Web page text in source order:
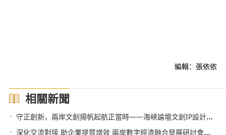
編輯：張依依
相關新聞
• 守正創新，兩岸文創揚帆起航正當時——海峽論壇文創IP設計大賽在廈頒獎
• 深化交流對接 助企業提質增效 兩岸數字經濟融合發展研討會在廈舉辦